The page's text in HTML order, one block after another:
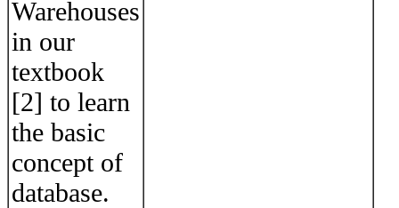
Warehouses
in our
textbook
[2] to learn
the basic
concept of
database.